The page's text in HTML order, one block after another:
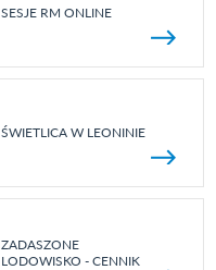
SESJE RM ONLINE
ŚWIETLICA W LEONINIE
ZADASZONE
LODOWISKO - CENNIK